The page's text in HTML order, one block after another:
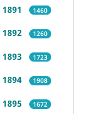
1891 1460
1892 1260
1893 1723
1894 1908
1895 1672